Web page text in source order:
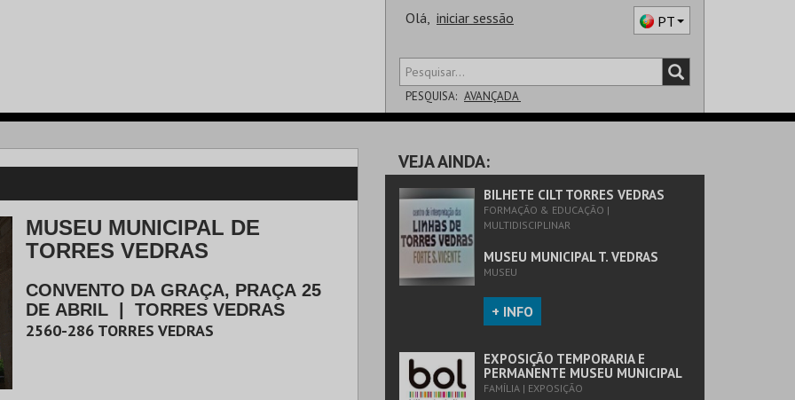
Olá, iniciar sessão PT
PESQUISA: AVANÇADA
SALA
MUSEU MUNICIPAL DE
TORRES VEDRAS
CONVENTO DA GRAÇA, PRAÇA 25
DE ABRIL
TORRES VEDRAS
2560-286 TORRES VEDRAS
VEJA AINDA:
BILHETE CILT TORRES VEDRAS
FORMAÇÃO & EDUCAÇÃO |
MULTIDISCIPLINAR
MUSEU MUNICIPAL T. VEDRAS
MUSEU
+ INFO
EXPOSIÇÃO TEMPORARIA E
PERMANENTE MUSEU MUNICIPAL
FAMÍLIA | EXPOSIÇÃO